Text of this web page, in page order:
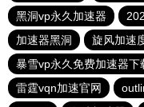
黑洞vp永久加速器
加速器黑洞
旋风加速
暴雪vp永久免费加速器下
雷霆vqn加速官网